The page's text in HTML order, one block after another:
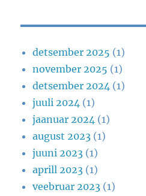
detsember 2025 (1)
november 2025 (1)
detsember 2024 (1)
juuli 2024 (1)
jaanuar 2024 (1)
august 2023 (1)
juuni 2023 (1)
aprill 2023 (1)
veebruar 2023 (1)